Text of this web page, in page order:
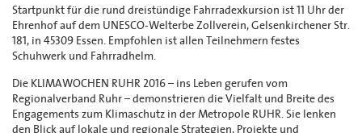
Startpunkt für die rund dreistündige Fahrradexkursion ist 11 Uhr der
Ehrenhof auf dem UNESCO-Welterbe Zollverein, Gelsenkirchener Str.
181, in 45309 Essen. Empfohlen ist allen Teilnehmern festes
Schuhwerk und Fahrradhelm.
Die KLIMAWOCHEN RUHR 2016 – ins Leben gerufen vom
Regionalverband Ruhr – demonstrieren die Vielfalt und Breite des
Engagements zum Klimaschutz in der Metropole RUHR. Sie lenken
den Blick auf lokale und regionale Strategien, Projekte und